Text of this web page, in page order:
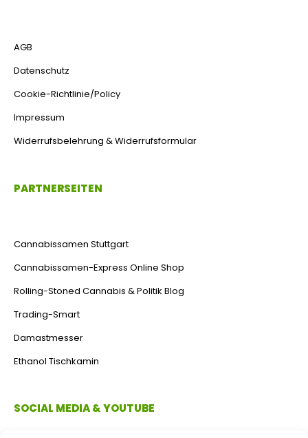
AGB
Datenschutz
Cookie-Richtlinie/Policy
Impressum
Widerrufsbelehrung & Widerrufsformular
PARTNERSEITEN
Cannabissamen Stuttgart
Cannabissamen-Express Online Shop
Rolling-Stoned Cannabis & Politik Blog
Trading-Smart
Damastmesser
Ethanol Tischkamin
SOCIAL MEDIA & YOUTUBE